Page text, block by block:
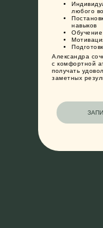
любого
навыков
Обучение
Александра
с комфортной
получать
заметных